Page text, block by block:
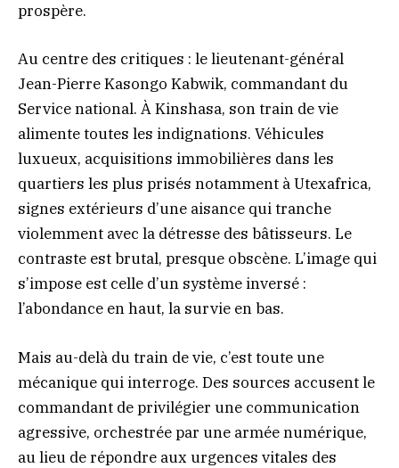
prospère.
Au centre des critiques : le lieutenant-général
Jean-Pierre Kasongo Kabwik, commandant du
Service national. À Kinshasa, son train de vie
alimente toutes les indignations. Véhicules
luxueux, acquisitions immobilières dans les
quartiers les plus prisés notamment à Utexafrica,
signes extérieurs d’une aisance qui tranche
violemment avec la détresse des bâtisseurs. Le
contraste est brutal, presque obscène. L’image qui
s’impose est celle d’un système inversé :
l’abondance en haut, la survie en bas.
Mais au-delà du train de vie, c’est toute une
mécanique qui interroge. Des sources accusent le
commandant de privilégier une communication
agressive, orchestrée par une armée numérique,
au lieu de répondre aux urgences vitales des